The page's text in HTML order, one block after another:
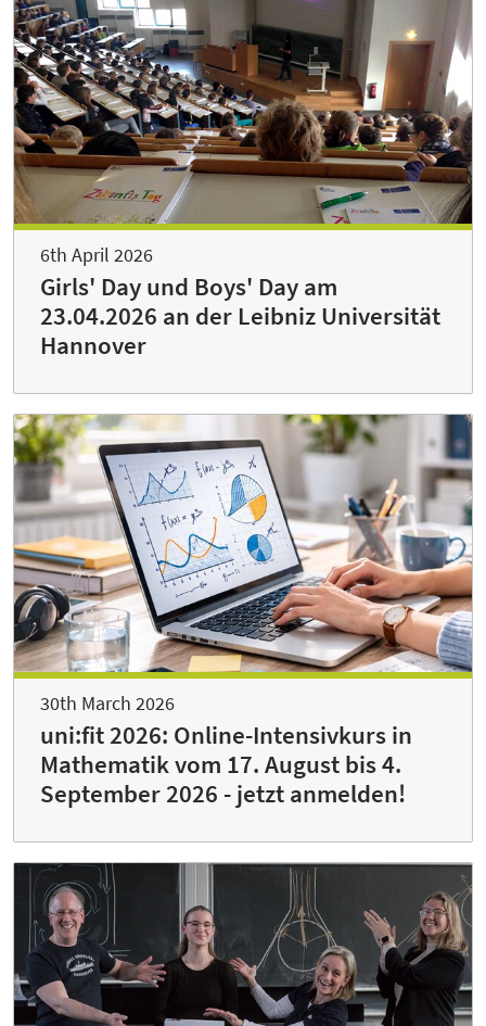
6th April 2026
Girls' Day und Boys' Day am
23.04.2026 an der Leibniz Universität
Hannover
30th March 2026
uni:fit 2026: Online-Intensivkurs in
Mathematik vom 17. August bis 4.
September 2026 - jetzt anmelden!